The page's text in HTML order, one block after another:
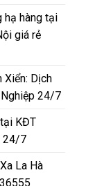
hạ hàng tại
giá rẻ
Xiển: Dịch
Nghiệp 24/7
KĐT
24/7
La Hà